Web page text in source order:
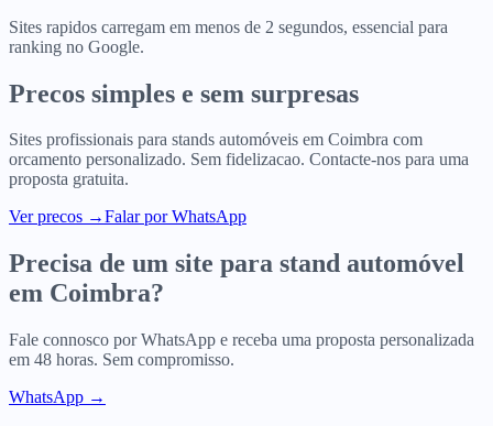
Sites rapidos carregam em menos de 2 segundos, essencial para
ranking no Google.
Precos simples e sem surpresas
Sites profissionais para stands automóveis em Coimbra com
orcamento personalizado. Sem fidelizacao. Contacte-nos para uma
proposta gratuita.
Ver precos →Falar por WhatsApp
Precisa de um site para stand automóvel
em Coimbra?
Fale connosco por WhatsApp e receba uma proposta personalizada
em 48 horas. Sem compromisso.
WhatsApp →